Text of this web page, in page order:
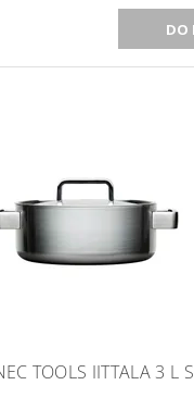
TOOLS IITTALA 3 L S